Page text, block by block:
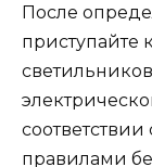
После
приступайте
правилами